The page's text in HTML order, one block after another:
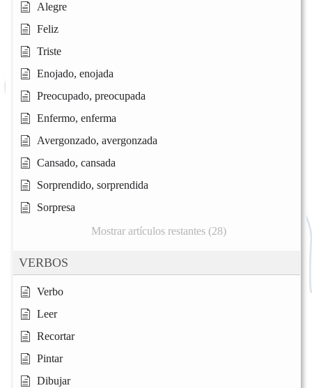
Alegre
Feliz
Triste
Enojado, enojada
Preocupado, preocupada
Enfermo, enferma
Avergonzado, avergonzada
Cansado, cansada
Sorprendido, sorprendida
Sorpresa
Mostrar artículos restantes (28)
VERBOS
Verbo
Leer
Recortar
Pintar
Dibujar